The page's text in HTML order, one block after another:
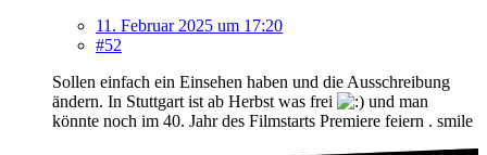
11. Februar 2025 um 17:20
#52
Sollen einfach ein Einsehen haben und die Ausschreibung
ändern. In Stuttgart ist ab Herbst was frei
und man
könnte noch im 40. Jahr des Filmstarts Premiere feiern . smile